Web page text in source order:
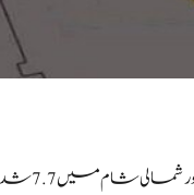
کے زلزلے کو آئے چند روز گزر چکے ہیں،